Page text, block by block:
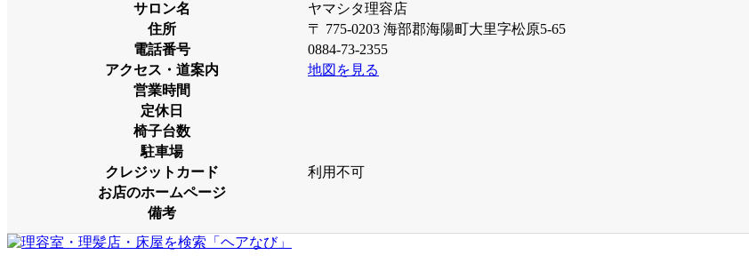
サロン名
ヤマシタ理容店
住所
〒 775-0203 海部郡海陽町大里字松原5-65
電話番号
0884-73-2355
アクセス・道案内
地図を見る
営業時間
定休日
椅子台数
駐車場
クレジットカード
利用不可
お店のホームページ
備考